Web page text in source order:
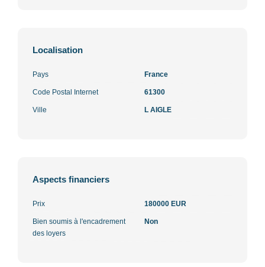
Localisation
Pays France
Code Postal Internet 61300
Ville L AIGLE
Aspects financiers
Prix 180000 EUR
Bien soumis à l'encadrement
des loyers
Non